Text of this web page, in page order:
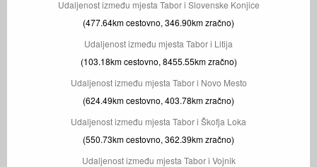
Udaljenost između mjesta Tabor i Slovenske Konjice
(477.64km cestovno, 346.90km zračno)
Udaljenost između mjesta Tabor i Litija
(103.18km cestovno, 8455.55km zračno)
Udaljenost između mjesta Tabor i Novo Mesto
(624.49km cestovno, 403.78km zračno)
Udaljenost između mjesta Tabor i Škofja Loka
(550.73km cestovno, 362.39km zračno)
Udaljenost između mjesta Tabor i Vojnik